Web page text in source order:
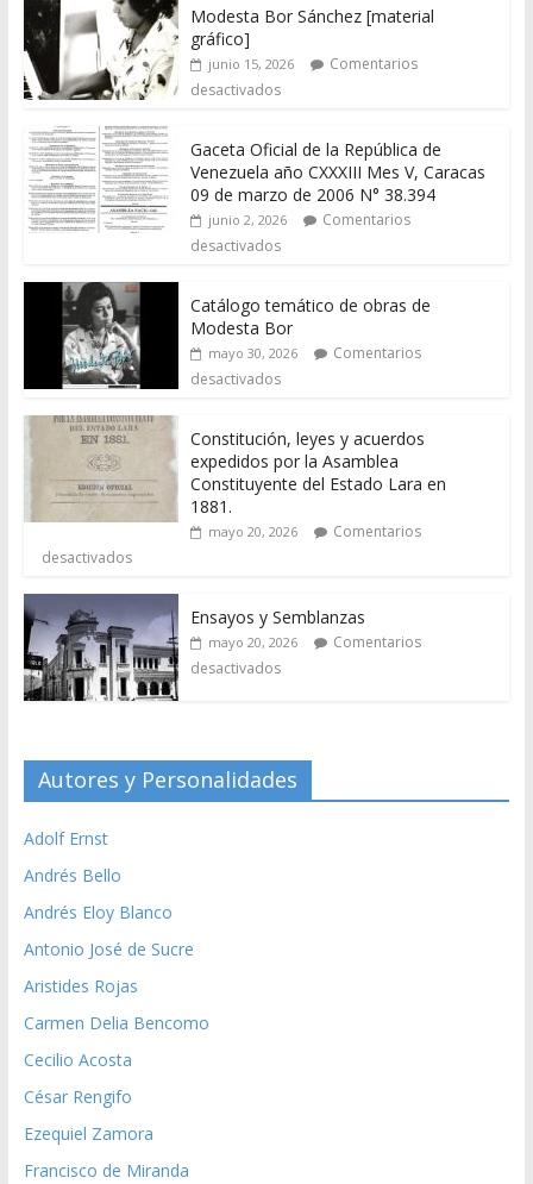
Modesta Bor Sánchez [material
gráfico]
junio 15, 2026
Comentarios
desactivados
Gaceta Oficial de la República de
Venezuela año CXXXIII Mes V, Caracas
09 de marzo de 2006 N° 38.394
junio 2, 2026
Comentarios
desactivados
Catálogo temático de obras de
Modesta Bor
mayo 30, 2026
Comentarios
desactivados
Constitución, leyes y acuerdos
expedidos por la Asamblea
Constituyente del Estado Lara en
1881.
mayo 20, 2026
Comentarios
desactivados
Ensayos y Semblanzas
mayo 20, 2026
Comentarios
desactivados
Autores y Personalidades
Adolf Ernst
Andrés Bello
Andrés Eloy Blanco
Antonio José de Sucre
Aristides Rojas
Carmen Delia Bencomo
Cecilio Acosta
César Rengifo
Ezequiel Zamora
Francisco de Miranda